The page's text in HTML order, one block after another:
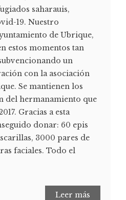
saharauis,
19. Nuestro
de Ubrique,
estos momentos tan
un
con la asociación
Se mantienen los
del hermanamiento que
Gracias a esta
donar: 60 epis
3000 pares de
faciales. Todo el
Leer más